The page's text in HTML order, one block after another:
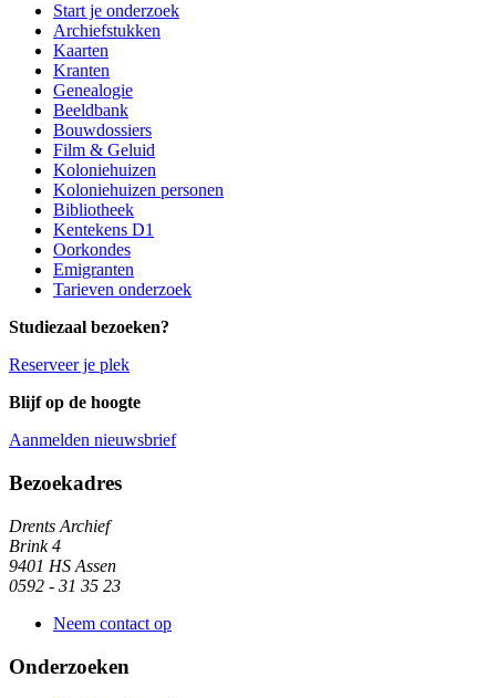
Start je onderzoek
Archiefstukken
Kaarten
Kranten
Genealogie
Beeldbank
Bouwdossiers
Film & Geluid
Koloniehuizen
Koloniehuizen personen
Bibliotheek
Kentekens D1
Oorkondes
Emigranten
Tarieven onderzoek
Studiezaal bezoeken?
Reserveer je plek
Blijf op de hoogte
Aanmelden nieuwsbrief
Algemene informatie
Bezoekadres
Drents Archief
Brink 4
9401 HS Assen
0592 - 31 35 23
Neem contact op
Onderzoeken